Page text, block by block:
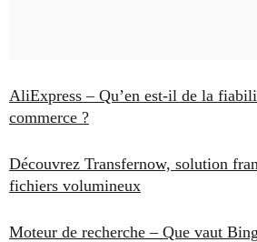
AliExpress – Qu’en est-il de la
commerce ?
Découvrez Transfernow, solution
fichiers volumineux
Moteur de recherche – Que vaut